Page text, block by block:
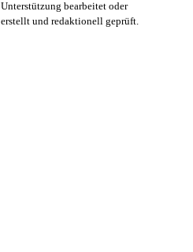
Unterstützung bearbeitet oder
erstellt und redaktionell geprüft.